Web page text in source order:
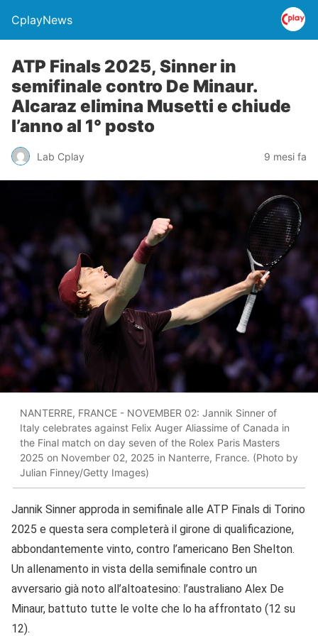
CplayNews
ATP Finals 2025, Sinner in
semifinale contro De Minaur.
Alcaraz elimina Musetti e chiude
l’anno al 1° posto
Lab Cplay 9 mesi fa
NANTERRE, FRANCE - NOVEMBER 02: Jannik Sinner of
Italy celebrates against Felix Auger Aliassime of Canada in
the Final match on day seven of the Rolex Paris Masters
2025 on November 02, 2025 in Nanterre, France. (Photo by
Julian Finney/Getty Images)
Jannik Sinner approda in semifinale alle ATP Finals di Torino
2025 e questa sera completerà il girone di qualificazione,
abbondantemente vinto, contro l’americano Ben Shelton.
Un allenamento in vista della semifinale contro un
avversario già noto all’altoatesino: l’australiano Alex De
Minaur, battuto tutte le volte che lo ha affrontato (12 su
12).